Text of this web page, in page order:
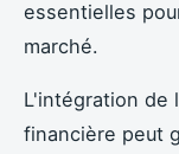
essentielles
marché.
L'intégration de
financière peut